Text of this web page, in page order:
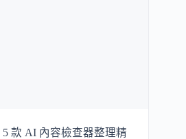
5 款 AI 內容檢查器整理精